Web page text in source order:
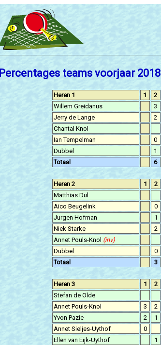
Percentages teams voorjaar 2018
Heren 1 1 2
Willem Greidanus
3
Jerry de Lange
2
Chantal Knol
Ian Tempelman
0
Dubbel
1
Totaal
6
Heren 2 1 2
Matthias Dul
Aico Beugelink
0
Jurgen Hofman
1
Niek Starke
2
Annet Pouls-Knol (inv)
Dubbel
0
Totaal
3
Heren 3 1 2
Stefan de Olde
Annet Pouls-Knol
3 2
Yvon Pazie
2 1
Annet Sieljes-Uythof
0
Ellen van Eijk-Uythof
1